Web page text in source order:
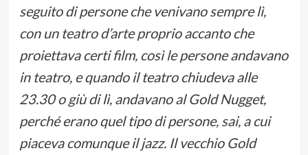
seguito di persone che venivano sempre lì,
con un teatro d’arte proprio accanto che
proiettava certi film, così le persone andavano
in teatro, e quando il teatro chiudeva alle
23.30 o giù di lì, andavano al Gold Nugget,
perché erano quel tipo di persone, sai, a cui
piaceva comunque il jazz. Il vecchio Gold